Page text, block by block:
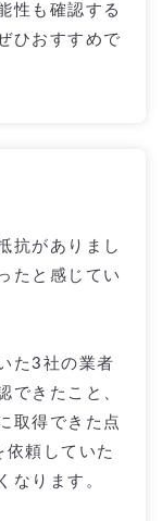
性も確認する
ひおすすめで
抗がありまし
たと感じてい
た3社の業者
できたこと、
取得できた点
頼していた
なります。